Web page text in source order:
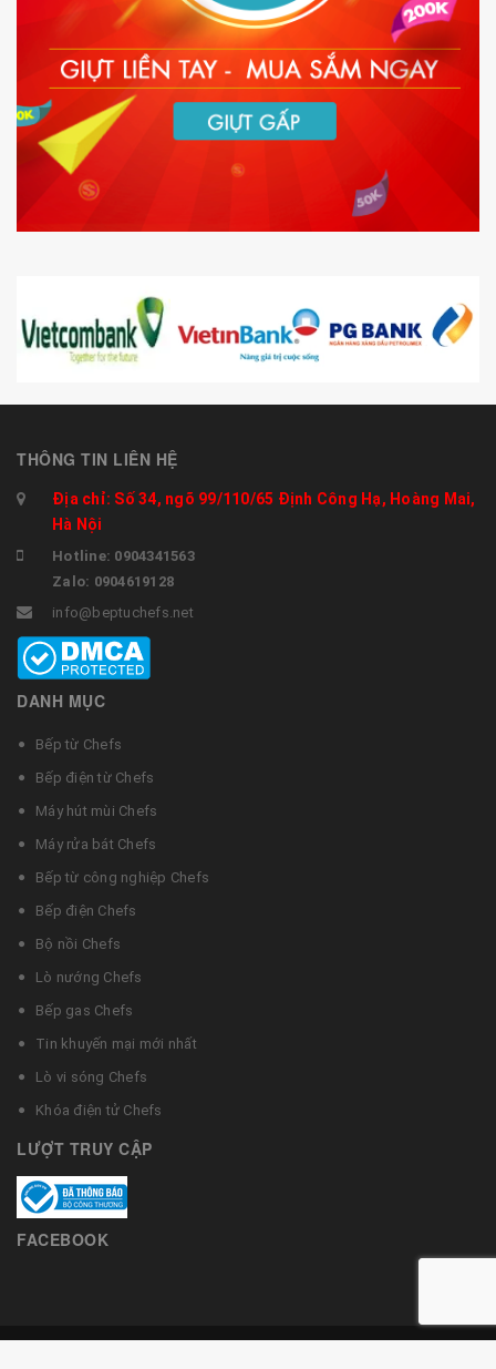
THÔNG TIN LIÊN HỆ
Địa chỉ: Số 34, ngõ 99/110/65 Định Công Hạ, Hoàng Mai,
Hà Nội
Hotline: 0904341563
Zalo: 0904619128
info@beptuchefs.net
DANH MỤC
Bếp từ Chefs
Bếp điện từ Chefs
Máy hút mùi Chefs
Máy rửa bát Chefs
Bếp từ công nghiệp Chefs
Bếp điện Chefs
Bộ nồi Chefs
Lò nướng Chefs
Bếp gas Chefs
Tin khuyến mại mới nhất
Lò vi sóng Chefs
Khóa điện tử Chefs
LƯỢT TRUY CẬP
FACEBOOK